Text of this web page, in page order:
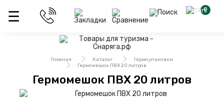
0
Главная Каталог
Гермоупаковки
Гермомешок ПВХ 20 литров
Гермомешок ПВХ 20 литров